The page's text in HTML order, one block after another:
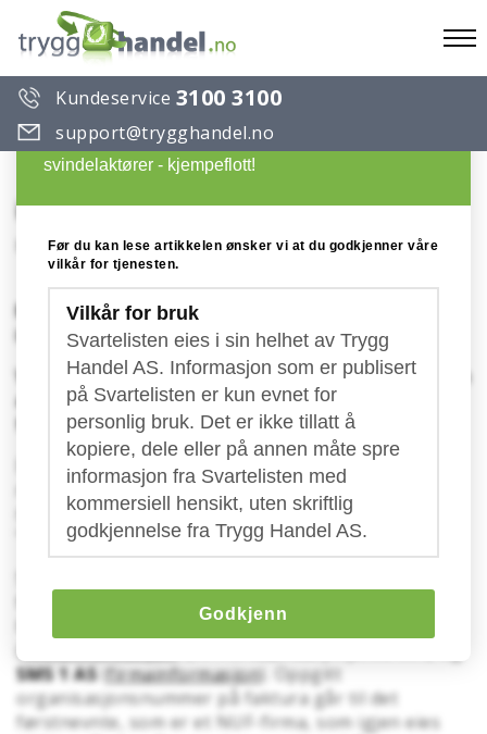
Kundeservice 3100 3100
support@trygghandel.no
iREPAIR
Konto: 5081.08.73539
Masseutsendelse av falske fakturaer fra
iREPAIR!
Vi har idag mottatt mengder med klager mot en
aktør som kaller seg iREPAIR som har sendt ut
fakturaer til bedrifter rundt om i landet.
De ønsker 4,500 kr inkl. mva for "
Smarttelefon
reparasjon" - og lenger ned på fakturaen, i
spesifikasjonen, fremgår det at dette gjelder for
"FREMTIDIG" reparasjon i 2015!
forskjellige firmaer (som er nært knyttet til
iREPAR INTERNATIONAL
(
SMS 1 AS(firmainformasjon). Oppgitt
organisasjonsnummer på faktura går til det
førstnevnte, som er et NUF-firma, som igjen eies
Svarteliste over useriøse selskaper og
svindelaktører - kjempeflott!
Før du kan lese artikkelen ønsker vi at du godkjenner våre
vilkår for tjenesten.
Vilkår for bruk
Svartelisten eies i sin helhet av Trygg
Handel AS. Informasjon som er publisert
på Svartelisten er kun evnet for
personlig bruk. Det er ikke tillatt å
kopiere, dele eller på annen måte spre
informasjon fra Svartelisten med
kommersiell hensikt, uten skriftlig
godkjennelse fra Trygg Handel AS.
Godkjenn